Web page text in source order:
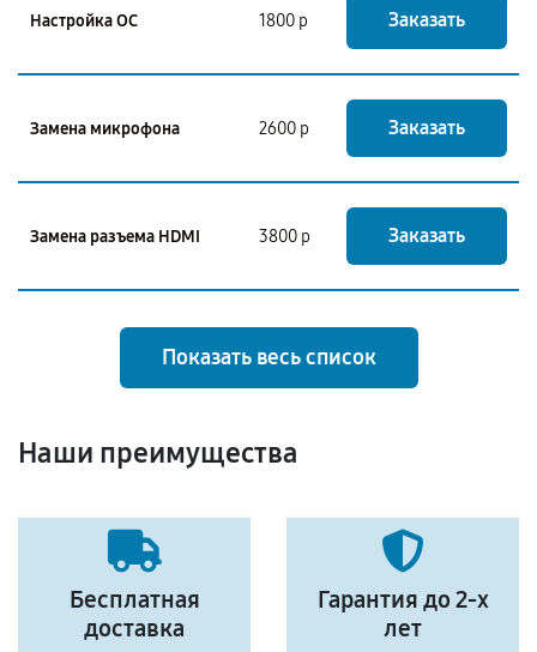
Настройка ОС 1800 р Заказать
Замена микрофона 2600 р Заказать
Замена разъема HDMI 3800 р Заказать
Показать весь список
Наши преимущества
Бесплатная
доставка
Гарантия до 2-х
лет